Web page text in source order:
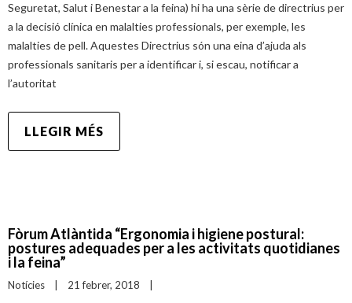
Seguretat, Salut i Benestar a la feina) hi ha una sèrie de directrius per
a la decisió clínica en malalties professionals, per exemple, les
malalties de pell. Aquestes Directrius són una eina d’ajuda als
professionals sanitaris per a identificar i, si escau, notificar a
l’autoritat
LLEGIR MÉS
Fòrum Atlàntida “Ergonomia i higiene postural:
postures adequades per a les activitats quotidianes
i la feina”
Notícies 21 febrer, 2018